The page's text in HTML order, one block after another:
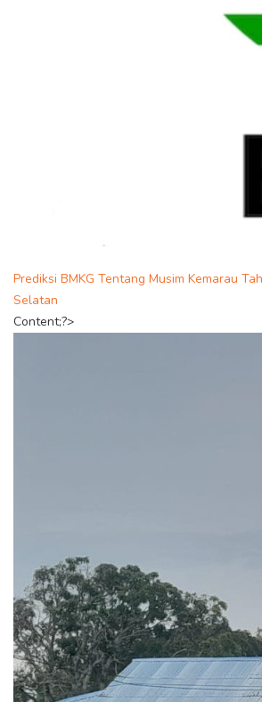
Prediksi BMKG Tentang Musim Kemarau
Selatan
Content;?>